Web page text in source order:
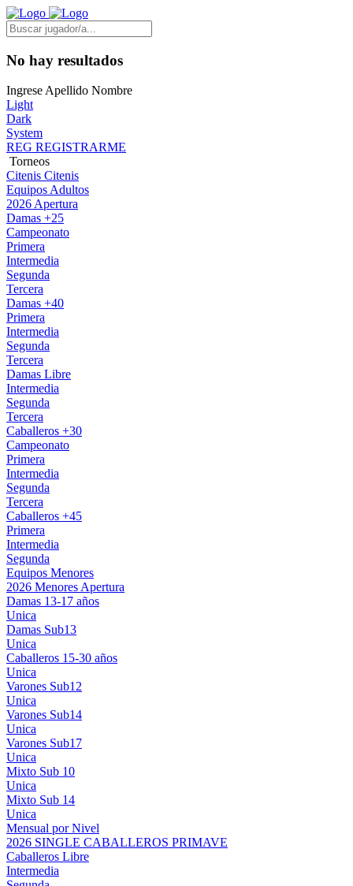
No hay resultados
Ingrese Apellido Nombre
Light
Dark
System
REG REGISTRARME
Torneos
Citenis Citenis
Equipos Adultos
2026 Apertura
Damas +25
Campeonato
Primera
Intermedia
Segunda
Tercera
Damas +40
Primera
Intermedia
Segunda
Tercera
Damas Libre
Intermedia
Segunda
Tercera
Caballeros +30
Campeonato
Primera
Intermedia
Segunda
Tercera
Caballeros +45
Primera
Intermedia
Segunda
Equipos Menores
2026 Menores Apertura
Damas 13-17 años
Unica
Damas Sub13
Unica
Caballeros 15-30 años
Unica
Varones Sub12
Unica
Varones Sub14
Unica
Varones Sub17
Unica
Mixto Sub 10
Unica
Mixto Sub 14
Unica
Mensual por Nivel
2026 SINGLE CABALLEROS PRIMAVE
Caballeros Libre
Intermedia